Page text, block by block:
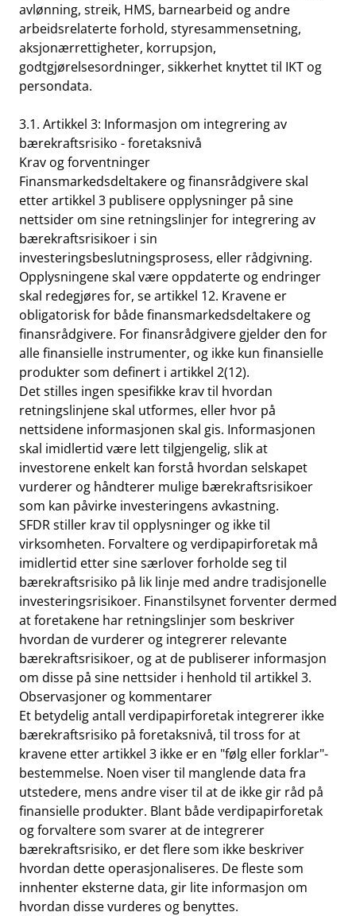
avlønning, streik, HMS, barnearbeid og andre
arbeidsrelaterte forhold, styresammensetning,
aksjonærrettigheter, korrupsjon,
godtgjørelsesordninger, sikkerhet knyttet til IKT og
persondata.
3.1. Artikkel 3: Informasjon om integrering av
bærekraftsrisiko - foretaksnivå
Krav og forventninger
Finansmarkedsdeltakere og finansrådgivere skal
etter artikkel 3 publisere opplysninger på sine
nettsider om sine retningslinjer for integrering av
bærekraftsrisikoer i sin
investeringsbeslutningsprosess, eller rådgivning.
Opplysningene skal være oppdaterte og endringer
skal redegjøres for, se artikkel 12. Kravene er
obligatorisk for både finansmarkedsdeltakere og
finansrådgivere. For finansrådgivere gjelder den for
alle finansielle instrumenter, og ikke kun finansielle
produkter som definert i artikkel 2(12).
Det stilles ingen spesifikke krav til hvordan
retningslinjene skal utformes, eller hvor på
nettsidene informasjonen skal gis. Informasjonen
skal imidlertid være lett tilgjengelig, slik at
investorene enkelt kan forstå hvordan selskapet
vurderer og håndterer mulige bærekraftsrisikoer
som kan påvirke investeringens avkastning.
SFDR stiller krav til opplysninger og ikke til
virksomheten. Forvaltere og verdipapirforetak må
imidlertid etter sine særlover forholde seg til
bærekraftsrisiko på lik linje med andre tradisjonelle
investeringsrisikoer. Finanstilsynet forventer dermed
at foretakene har retningslinjer som beskriver
hvordan de vurderer og integrerer relevante
bærekraftsrisikoer, og at de publiserer informasjon
om disse på sine nettsider i henhold til artikkel 3.
Observasjoner og kommentarer
Et betydelig antall verdipapirforetak integrerer ikke
bærekraftsrisiko på foretaksnivå, til tross for at
kravene etter artikkel 3 ikke er en "følg eller forklar"-
bestemmelse. Noen viser til manglende data fra
utstedere, mens andre viser til at de ikke gir råd på
finansielle produkter. Blant både verdipapirforetak
og forvaltere som svarer at de integrerer
bærekraftsrisiko, er det flere som ikke beskriver
hvordan dette operasjonaliseres. De fleste som
innhenter eksterne data, gir lite informasjon om
hvordan disse vurderes og benyttes.